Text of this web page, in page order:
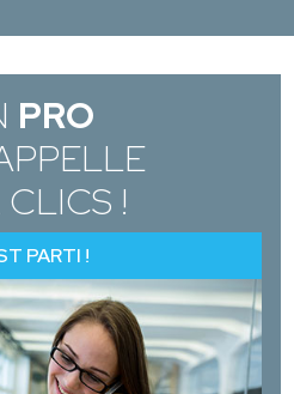
PRO
CLICS !
PARTI !